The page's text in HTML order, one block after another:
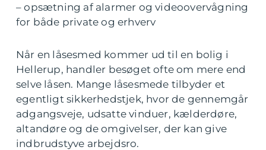
– opsætning af alarmer og videoovervågning
for både private og erhverv
Når en låsesmed kommer ud til en bolig i
Hellerup, handler besøget ofte om mere end
selve låsen. Mange låsesmede tilbyder et
egentligt sikkerhedstjek, hvor de gennemgår
adgangsveje, udsatte vinduer, kælderdøre,
altandøre og de omgivelser, der kan give
indbrudstyve arbejdsro.